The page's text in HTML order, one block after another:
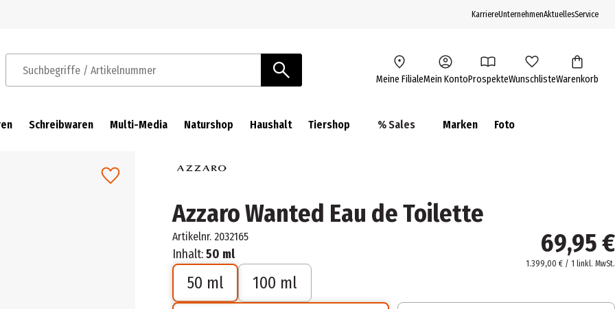
KarriereUnternehmenAktuellesService
Suchbegriffe / Artikelnummer Meine FilialeMein KontoProspekteWunschlisteWarenkorb
Schreibwaren Multi-Media Naturshop Haushalt Tiershop % Sales Marken Foto
Azzaro Wanted Eau de Toilette
Artikelnr. 2032165
Inhalt:50 ml
50 ml 100 ml
69,95 €
1.399,00 € / 1 linkl. MwSt.